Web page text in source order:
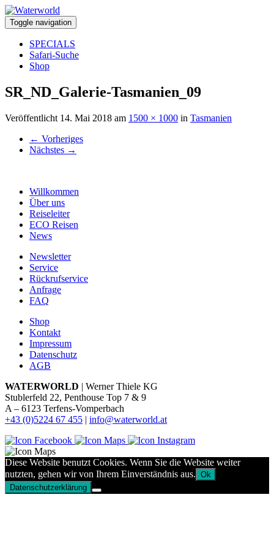
Toggle navigation
SPECIALS
Safari-Suche
Shop
SR_ND_Galerie-Tasmanien_09
Veröffentlicht 14. Mai 2018 am 1500 × 1000 in Tasmanien
← Vorheriges
Nächstes →
Willkommen
Über uns
Reiseleiter
ECO Reisen
News
Newsletter
Service
Rückrufservice
Anfrage
FAQ
Shop
Kontakt
Impressum
Datenschutz
AGB
WATERWORLD | Werner Thiele KG
Stublerfeld 22, Penthouse Top 7 & 9
A – 6123 Terfens-Vomperbach
+43 (0)5224 67 455 | info@waterworld.at
Diese Website benutzt Cookies. Wenn Sie die Website weiter
nutzten, gehen wir von Ihrem Einverständnis aus. Ok
Datenschutzerklärung